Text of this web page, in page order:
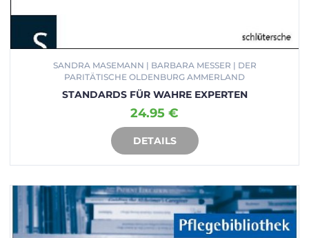
SANDRA MASEMANN | BARBARA MESSER | DER
PARITÄTISCHE OLDENBURG AMMERLAND
STANDARDS FÜR WAHRE EXPERTEN
24.95 €
DETAILS
IN DEN WARENKORB